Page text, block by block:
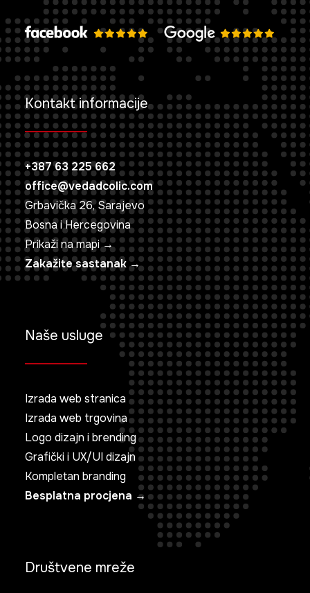
Kontakt informacije
+387 63 225 662
office@vedadcolic.com
Grbavička 26, Sarajevo
Bosna i Hercegovina
Prikaži na mapi →
Zakažite sastanak →
Naše usluge
Izrada web stranica
Izrada web trgovina
Logo dizajn i brending
Grafički i UX/UI dizajn
Kompletan branding
Besplatna procjena →
Društvene mreže